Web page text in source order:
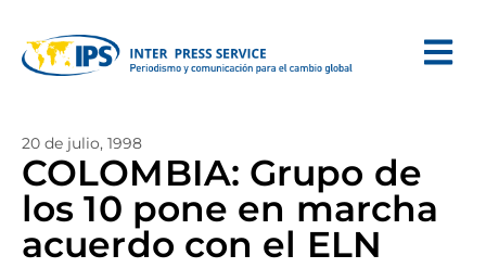
20 de julio, 1998
COLOMBIA: Grupo de
los 10 pone en marcha
acuerdo con el ELN